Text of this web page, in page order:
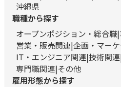
沖縄県
職種から探す
オープンポジション・総合職
営業・販売関連 企画・マー
IT・エンジニア関連 技術関連
専門職関連 その他
雇用形態から探す